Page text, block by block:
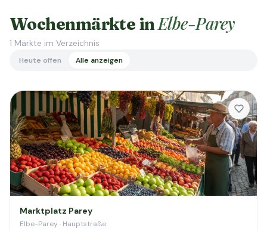
Wochenmärkte inElbe-Parey
1 Märkte im Verzeichnis
Heute offen Alle anzeigen
Marktplatz Parey
Elbe-Parey · Hauptstraße